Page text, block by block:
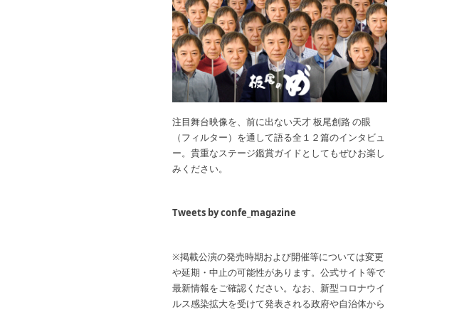
注目舞台映像を、前に出ない天才 板尾創路 の眼
（フィルター）を通して語る全１２篇のインタビュ
ー。貴重なステージ鑑賞ガイドとしてもぜひお楽し
みください。
Tweets by confe_magazine
※掲載公演の発売時期および開催等については変更
や延期・中止の可能性があります。公式サイト等で
最新情報をご確認ください。なお、新型コロナウイ
ルス感染拡大を受けて発表される政府や自治体から